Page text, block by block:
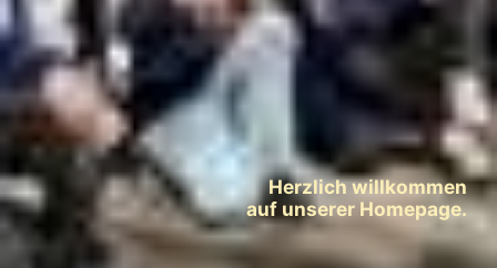
Herzlich willkommen
auf unserer Homepage.